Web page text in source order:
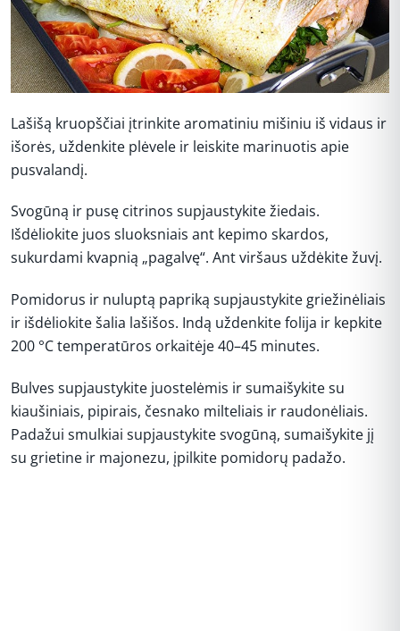
Lašišą kruopščiai įtrinkite aromatiniu mišiniu iš vidaus ir
išorės, uždenkite plėvele ir leiskite marinuotis apie
pusvalandį.
Svogūną ir pusę citrinos supjaustykite žiedais.
Išdėliokite juos sluoksniais ant kepimo skardos,
sukurdami kvapnią „pagalvę“. Ant viršaus uždėkite žuvį.
Pomidorus ir nuluptą papriką supjaustykite griežinėliais
ir išdėliokite šalia lašišos. Indą uždenkite folija ir kepkite
200 °C temperatūros orkaitėje 40–45 minutes.
Bulves supjaustykite juostelėmis ir sumaišykite su
kiaušiniais, pipirais, česnako milteliais ir raudonėliais.
Padažui smulkiai supjaustykite svogūną, sumaišykite jį
su grietine ir majonezu, įpilkite pomidorų padažo.